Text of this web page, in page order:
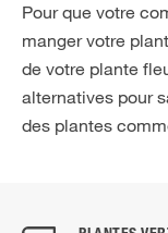
Pour que votre
manger votre
de votre plante
alternatives pour
des plantes